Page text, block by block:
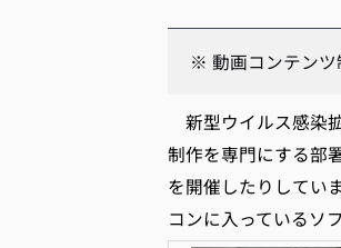
※ 動画コンテンツ
新型ウイルス感染
制作を専門にする部
を開催したりしてい
コンに入っているソ